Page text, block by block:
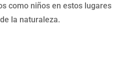
como niños en estos lugares
la naturaleza.